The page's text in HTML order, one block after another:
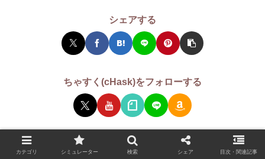
シェアする
ちゃすく(cHask)をフォローする
ちゃすく(cHask)
カテゴリ シミュレーター 検索 シェア 目次・関連記事